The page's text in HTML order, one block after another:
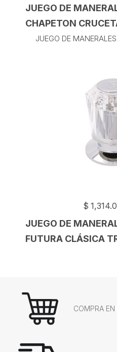
JUEGO DE
CHAPETON
JUEGO DE MANERALES
$
JUEGO DE
FUTURA CLÁSICA
COMPRA